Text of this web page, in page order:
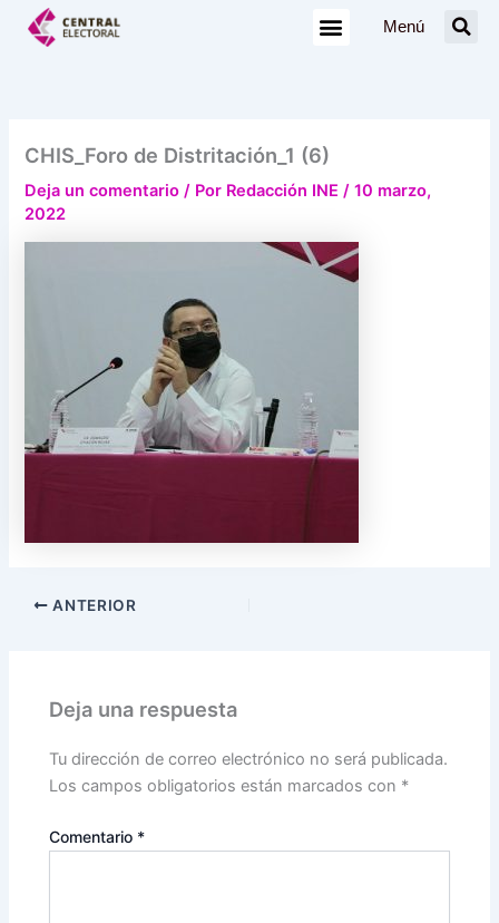
Menú
CHIS_Foro de Distritación_1 (6)
Deja un comentario / Por Redacción INE/10 marzo,
2022
ANTERIOR
Deja una respuesta
Tu dirección de correo electrónico no será publicada.
Los campos obligatorios están marcados con *
Comentario *